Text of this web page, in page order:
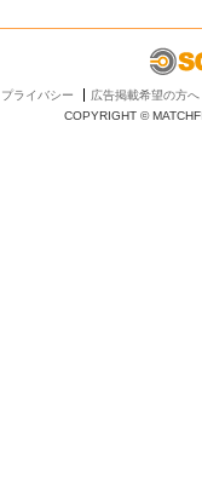
プライバシー
広告掲載希望の方へ
COPYRIGHT ©